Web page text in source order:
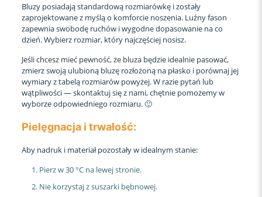
Bluzy posiadają standardową rozmiarówkę i zostały
zaprojektowane z myślą o komforcie noszenia. Luźny fason
zapewnia swobodę ruchów i wygodne dopasowanie na co
dzień. Wybierz rozmiar, który najczęściej nosisz.
Jeśli chcesz mieć pewność, że bluza będzie idealnie pasować,
zmierz swoją ulubioną bluzę rozłożoną na płasko i porównaj jej
wymiary z tabelą rozmiarów powyżej. W razie pytań lub
wątpliwości — skontaktuj się z nami, chętnie pomożemy w
wyborze odpowiedniego rozmiaru. 🙂
Pielęgnacja i trwałość:
Aby nadruk i materiał pozostały w idealnym stanie:
Pierz w 30 °C na lewej stronie.
Nie korzystaj z suszarki bębnowej.